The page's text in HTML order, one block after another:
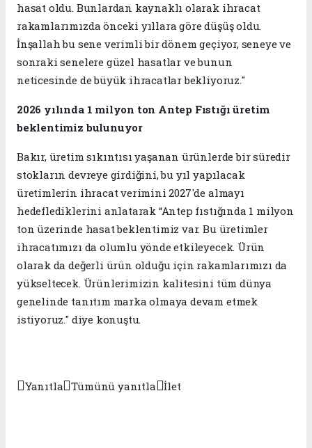
hasat oldu. Bunlardan kaynaklı olarak ihracat
rakamlarımızda önceki yıllara göre düşüş oldu.
İnşallah bu sene verimli bir dönem geçiyor, seneye ve
sonraki senelere güzel hasatlar ve bunun
neticesinde de büyük ihracatlar bekliyoruz."
2026 yılında 1 milyon ton Antep Fıstığı üretim
beklentimiz bulunuyor
Bakır, üretim sıkıntısı yaşanan ürünlerde bir süredir
stokların devreye girdiğini, bu yıl yapılacak
üretimlerin ihracat verimini 2027'de almayı
hedeflediklerini anlatarak “Antep fıstığında 1 milyon
ton üzerinde hasat beklentimiz var. Bu üretimler
ihracatımızı da olumlu yönde etkileyecek. Ürün
olarak da değerli ürün olduğu için rakamlarımızı da
yükseltecek. Ürünlerimizin kalitesini tüm dünya
genelinde tanıtım marka olmaya devam etmek
istiyoruz." diye konuştu.
YanıtlaTümünü yanıtlaİlet